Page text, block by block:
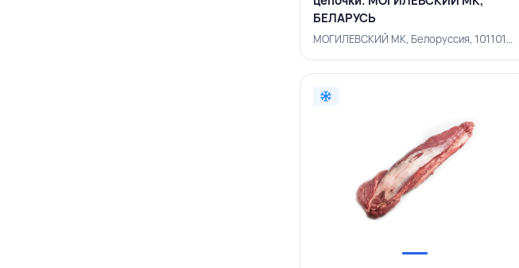
БЕЛАРУСЬ
МОГИЛЕВСКИЙ МК, Белоруссия, 101101458